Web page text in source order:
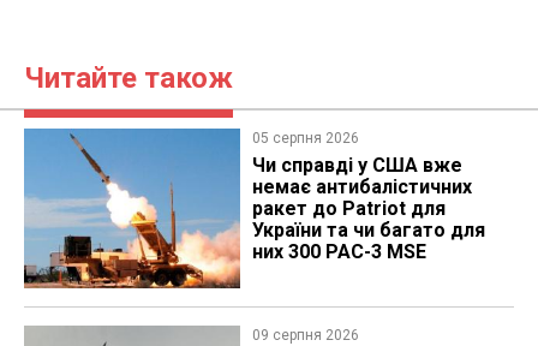
Читайте також
05 серпня 2026
Чи справді у США вже
немає антибалістичних
ракет до Patriot для
України та чи багато для
них 300 PAC-3 MSE
09 серпня 2026